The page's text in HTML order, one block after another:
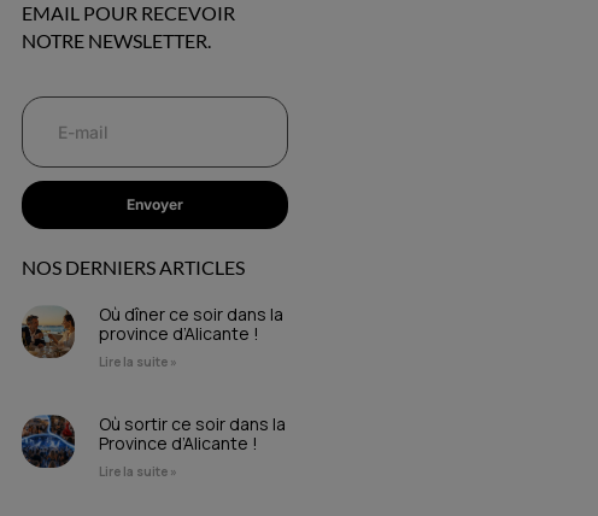
EMAIL POUR RECEVOIR
NOTRE NEWSLETTER.
Envoyer
NOS DERNIERS ARTICLES
Où dîner ce soir dans la
province d’Alicante !
Lire la suite »
Où sortir ce soir dans la
Province d’Alicante !
Lire la suite »